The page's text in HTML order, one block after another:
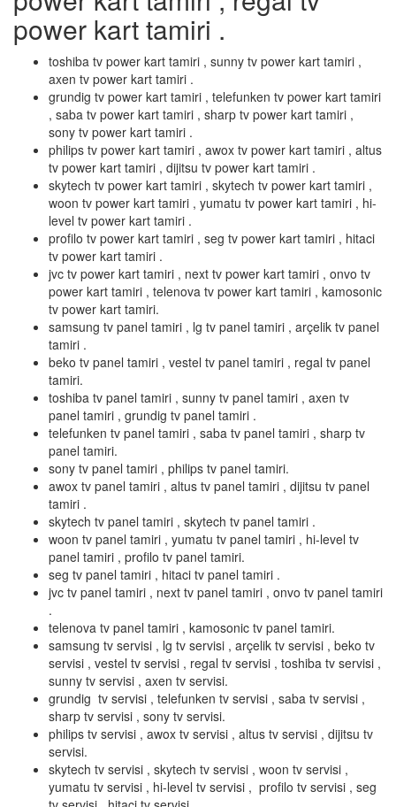
power kart tamiri .
toshiba tv power kart tamiri , sunny tv power kart tamiri ,
axen tv power kart tamiri .
grundig tv power kart tamiri , telefunken tv power kart tamiri
, saba tv power kart tamiri , sharp tv power kart tamiri ,
sony tv power kart tamiri .
philips tv power kart tamiri , awox tv power kart tamiri , altus
tv power kart tamiri , dijitsu tv power kart tamiri .
skytech tv power kart tamiri , skytech tv power kart tamiri ,
woon tv power kart tamiri , yumatu tv power kart tamiri , hi-
level tv power kart tamiri .
profilo tv power kart tamiri , seg tv power kart tamiri , hitaci
tv power kart tamiri .
jvc tv power kart tamiri , next tv power kart tamiri , onvo tv
power kart tamiri , telenova tv power kart tamiri , kamosonic
tv power kart tamiri.
samsung tv panel tamiri , lg tv panel tamiri , arçelik tv panel
tamiri .
beko tv panel tamiri , vestel tv panel tamiri , regal tv panel
tamiri.
toshiba tv panel tamiri , sunny tv panel tamiri , axen tv
panel tamiri , grundig tv panel tamiri .
telefunken tv panel tamiri , saba tv panel tamiri , sharp tv
panel tamiri.
sony tv panel tamiri , philips tv panel tamiri.
awox tv panel tamiri , altus tv panel tamiri , dijitsu tv panel
tamiri .
skytech tv panel tamiri , skytech tv panel tamiri .
woon tv panel tamiri , yumatu tv panel tamiri , hi-level tv
panel tamiri , profilo tv panel tamiri.
seg tv panel tamiri , hitaci tv panel tamiri .
jvc tv panel tamiri , next tv panel tamiri , onvo tv panel tamiri
.
telenova tv panel tamiri , kamosonic tv panel tamiri.
samsung tv servisi , lg tv servisi , arçelik tv servisi , beko tv
servisi , vestel tv servisi , regal tv servisi , toshiba tv servisi ,
sunny tv servisi , axen tv servisi.
grundig tv servisi , telefunken tv servisi , saba tv servisi ,
sharp tv servisi , sony tv servisi.
philips tv servisi , awox tv servisi , altus tv servisi , dijitsu tv
servisi.
skytech tv servisi , skytech tv servisi , woon tv servisi ,
yumatu tv servisi , hi-level tv servisi , profilo tv servisi , seg